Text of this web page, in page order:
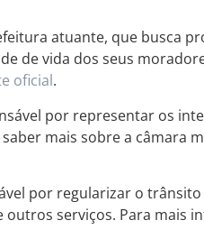
atuante, que busca
de vida dos seus
oficial.
por representar os
mais sobre a câmara
por regularizar o
serviços. Para mais